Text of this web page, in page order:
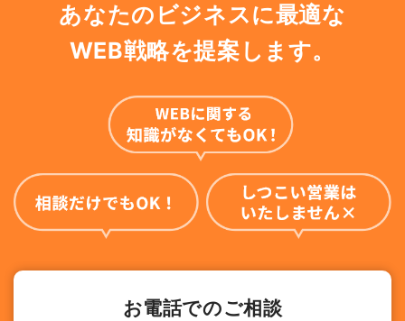
あなたのビジネスに最適な
WEB戦略を提案します。
お電話でのご相談